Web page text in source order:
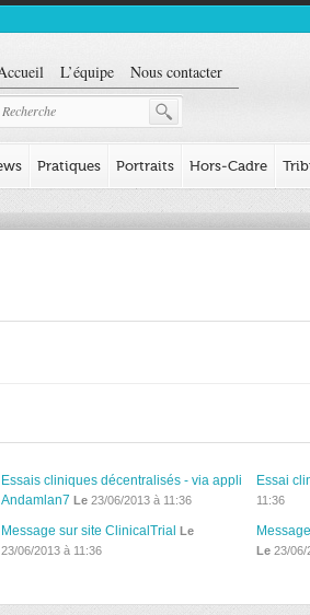
L’équipe Nous contacter
Pratiques Portraits Hors-Cadre
Essais cliniques décentralisés - via appli
Andamlan7 Le23/06/2013 à 11:36
Essai
11:36
Message sur site ClinicalTrial Le
23/06/2013 à 11:36
Le 23/06/